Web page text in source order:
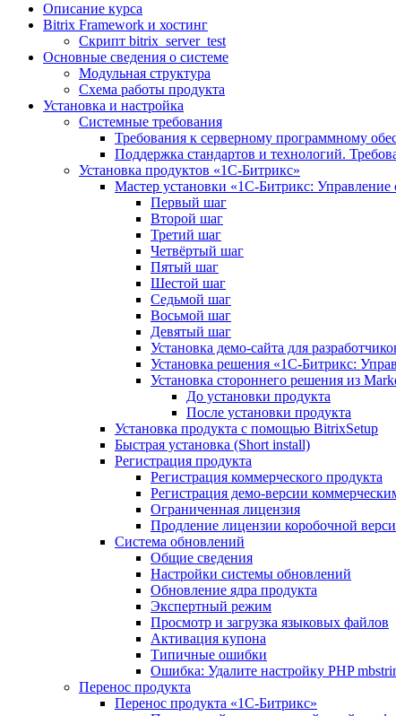
Описание курса
Bitrix Framework и хостинг
Скрипт bitrix_server_test
Основные сведения о системе
Модульная структура
Схема работы продукта
Установка и настройка
Системные требования
Требования к серверному программному
Поддержка стандартов и технологий.
Установка продуктов «1С-Битрикс»
Мастер установки «1C-Битрикс: Управление
Первый шаг
Второй шаг
Третий шаг
Четвёртый шаг
Пятый шаг
Шестой шаг
Седьмой шаг
Восьмой шаг
Девятый шаг
Установка демо-сайта для
Установка решения «1C-Битрикс:
Установка стороннего решения из
До установки продукта
После установки продукта
Установка продукта с помощью BitrixSetup
Быстрая установка (Short install)
Регистрация продукта
Регистрация коммерческого продукта
Регистрация демо-версии
Ограниченная лицензия
Продление лицензии коробочной
Система обновлений
Общие сведения
Настройки системы обновлений
Обновление ядра продукта
Экспертный режим
Просмотр и загрузка языковых файлов
Активация купона
Типичные ошибки
Ошибка: Удалите настройку PHP
Перенос продукта
Перенос продукта «1C-Битрикс»